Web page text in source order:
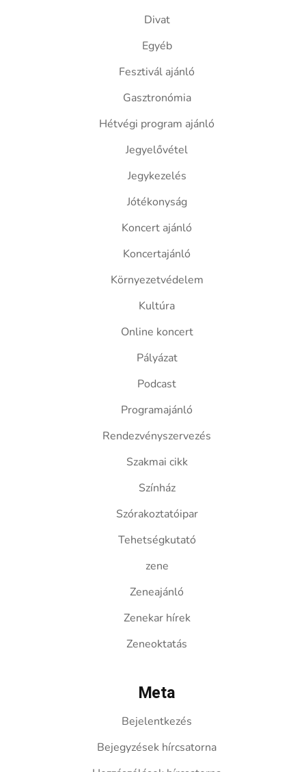
Divat
Egyéb
Fesztivál ajánló
Gasztronómia
Hétvégi program ajánló
Jegyelővétel
Jegykezelés
Jótékonyság
Koncert ajánló
Koncertajánló
Környezetvédelem
Kultúra
Online koncert
Pályázat
Podcast
Programajánló
Rendezvényszervezés
Szakmai cikk
Színház
Szórakoztatóipar
Tehetségkutató
zene
Zeneajánló
Zenekar hírek
Zeneoktatás
Meta
Bejelentkezés
Bejegyzések hírcsatorna